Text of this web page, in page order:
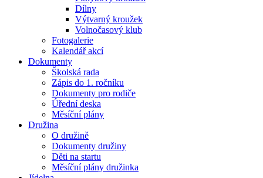
Dílny
Výtvarný kroužek
Volnočasový klub
Fotogalerie
Kalendář akcí
Dokumenty
Školská rada
Zápis do 1. ročníku
Dokumenty pro rodiče
Úřední deska
Měsíční plány
Družina
O družině
Dokumenty družiny
Děti na startu
Měsíční plány družinka